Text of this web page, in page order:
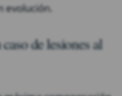
evolución.
de lesiones al